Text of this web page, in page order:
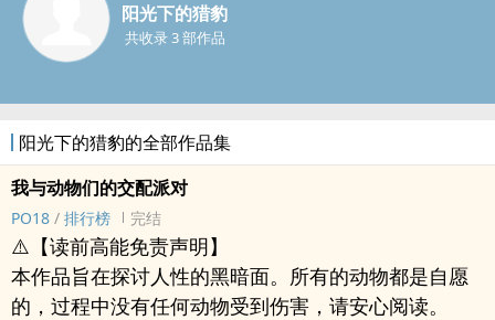
阳光下的猎豹
共收录 3 部作品
阳光下的猎豹的全部作品集
我与动物们的交配派对
PO18 / 排行榜 完结
⚠️【读前高能免责声明】
本作品旨在探讨人性的黑暗面。所有的动物都是自愿
的，过程中没有任何动物受到伤害，请安心阅读。